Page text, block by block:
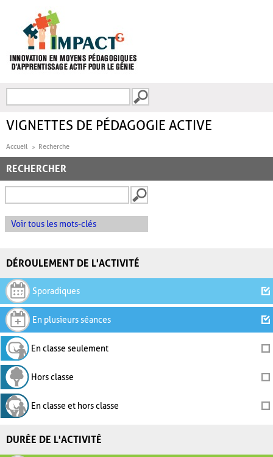
FORMULAIRE DE
VIGNETTES DE PÉDAGOGIE ACTIVE
Accueil Recherche
RECHERCHER
Voir tous les mots-clés
DÉROULEMENT DE L'ACTIVITÉ
Sporadiques
En plusieurs séances
En classe seulement
Hors classe
En classe et hors classe
DURÉE DE L'ACTIVITÉ